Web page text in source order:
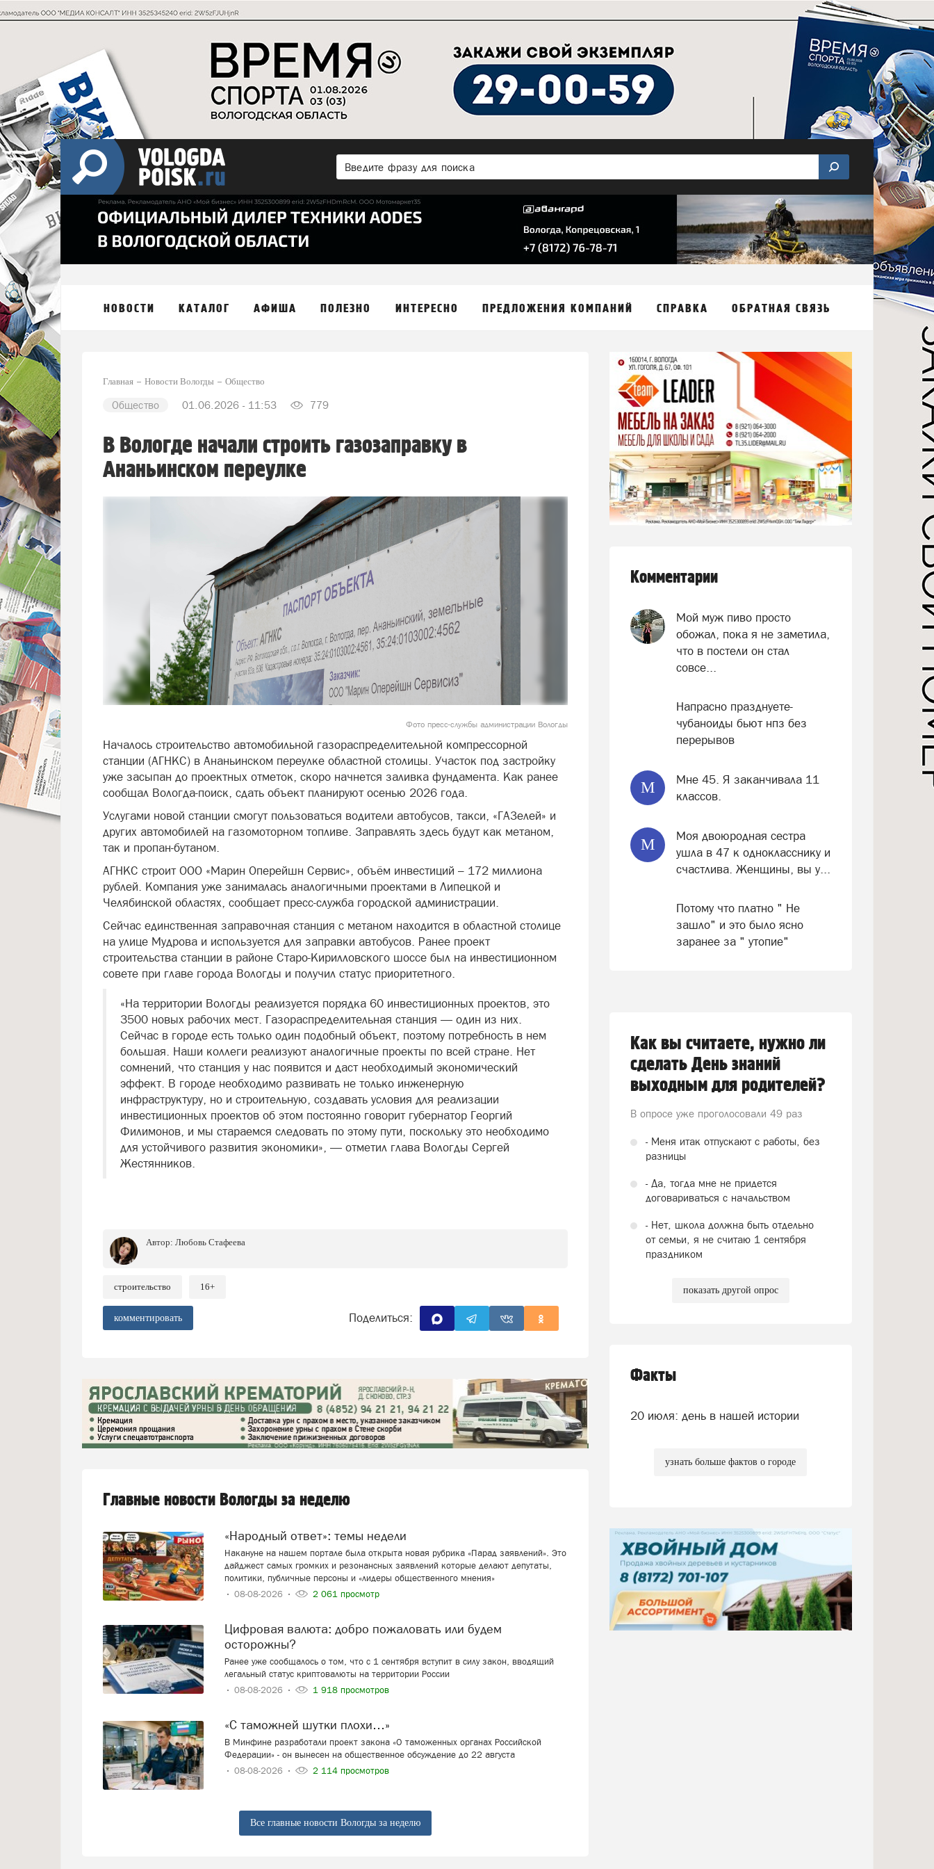
НОВОСТИ КАТАЛОГ АФИША ПОЛЕЗНО ИНТЕРЕСНО ПРЕДЛОЖЕНИЯ КОМПАНИЙ СПРАВКА ОБРАТНАЯ СВЯЗЬ
Главная Новости Вологды Общество
Общество 01.06.2026 - 11:53 779
В Вологде начали строить газозаправку в
Ананьинском переулке
Фото пресс-службы администрации Вологды
Началось строительство автомобильной газораспределительной компрессорной
станции (АГНКС) в Ананьинском переулке областной столицы. Участок под застройку
уже засыпан до проектных отметок, скоро начнется заливка фундамента. Как ранее
сообщал Вологда-поиск, сдать объект планируют осенью 2026 года.
Услугами новой станции смогут пользоваться водители автобусов, такси, «ГАЗелей» и
других автомобилей на газомоторном топливе. Заправлять здесь будут как метаном,
так и пропан-бутаном.
АГНКС строит ООО «Марин Оперейшн Сервис», объём инвестиций – 172 миллиона
рублей. Компания уже занималась аналогичными проектами в Липецкой и
Челябинской областях, сообщает пресс-служба городской администрации.
Сейчас единственная заправочная станция с метаном находится в областной столице
на улице Мудрова и используется для заправки автобусов. Ранее проект
строительства станции в районе Старо-Кирилловского шоссе был на инвестиционном
совете при главе города Вологды и получил статус приоритетного.
«На территории Вологды реализуется порядка 60 инвестиционных проектов, это
3500 новых рабочих мест. Газораспределительная станция — один из них.
Сейчас в городе есть только один подобный объект, поэтому потребность в нем
большая. Наши коллеги реализуют аналогичные проекты по всей стране. Нет
сомнений, что станция у нас появится и даст необходимый экономический
эффект. В городе необходимо развивать не только инженерную
инфраструктуру, но и строительную, создавать условия для реализации
инвестиционных проектов об этом постоянно говорит губернатор Георгий
Филимонов, и мы стараемся следовать по этому пути, поскольку это необходимо
для устойчивого развития экономики», — отметил глава Вологды Сергей
Жестянников.
Автор: Любовь Стафеева
строительство 16+
комментировать Поделиться:
Главные новости Вологды за неделю
«Народный ответ»: темы недели
Накануне на нашем портале была открыта новая рубрика «Парад заявлений». Это
дайджест самых громких и резонансных заявлений которые делают депутаты,
политики, публичные персоны и «лидеры общественного мнения»
08-08-2026
2 061 просмотр
Цифровая валюта: добро пожаловать или будем
осторожны?
Ранее уже сообщалось о том, что с 1 сентября вступит в силу закон, вводящий
легальный статус криптовалюты на территории России
08-08-2026
1 918 просмотров
«С таможней шутки плохи…»
В Минфине разработали проект закона «О таможенных органах Российской
Федерации» - он вынесен на общественное обсуждение до 22 августа
08-08-2026
2 114 просмотров
Все главные новости Вологды за неделю
Комментарии
Мой муж пиво просто
обожал, пока я не заметила,
что в постели он стал
совсе...
Напрасно празднуете-
чубаноиды бьют нпз без
перерывов
М
Мне 45. Я заканчивала 11
классов.
М
Моя двоюродная сестра
ушла в 47 к однокласснику и
счастлива. Женщины, вы у...
Потому что платно " Не
зашло" и это было ясно
заранее за " утопие"
Как вы считаете, нужно ли
сделать День знаний
выходным для родителей?
В опросе уже проголосовали 49 раз
- Меня итак отпускают с работы, без
разницы
- Да, тогда мне не придется
договариваться с начальством
- Нет, школа должна быть отдельно
от семьи, я не считаю 1 сентября
праздником
показать другой опрос
Факты
20 июля: день в нашей истории
узнать больше фактов о городе